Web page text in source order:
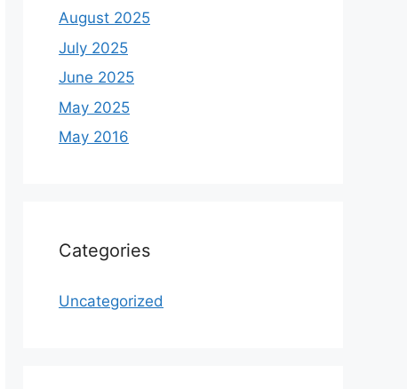
August 2025
July 2025
June 2025
May 2025
May 2016
Categories
Uncategorized